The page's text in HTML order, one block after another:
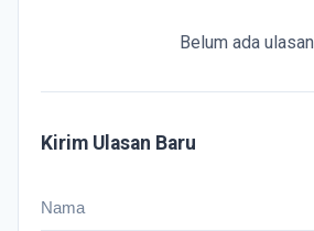
Belum ada ulasan
Kirim Ulasan Baru